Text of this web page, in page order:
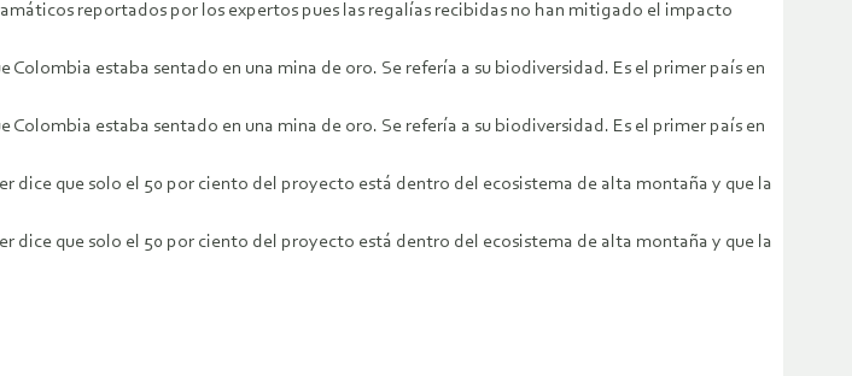
reportados por los expertos pues las regalías recibidas no han mitigado el impacto
estaba sentado en una mina de oro. Se refería a su biodiversidad. Es el primer país en
estaba sentado en una mina de oro. Se refería a su biodiversidad. Es el primer país en
dice que solo el 50 por ciento del proyecto está dentro del ecosistema de alta montaña y que la
dice que solo el 50 por ciento del proyecto está dentro del ecosistema de alta montaña y que la